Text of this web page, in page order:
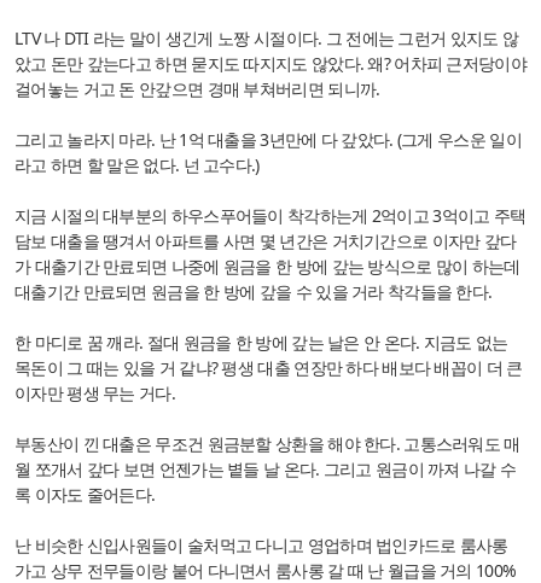
LTV 나 DTI 라는 말이 생긴게 노짱 시절이다. 그 전에는 그런거 있지도 않
았고 돈만 갚는다고 하면 묻지도 따지지도 않았다. 왜? 어차피 근저당이야
걸어놓는 거고 돈 안갚으면 경매 부쳐버리면 되니까.
그리고 놀라지 마라. 난 1억 대출을 3년만에 다 갚았다. (그게 우스운 일이
라고 하면 할 말은 없다. 넌 고수다.)
지금 시절의 대부분의 하우스푸어들이 착각하는게 2억이고 3억이고 주택
담보 대출을 땡겨서 아파트를 사면 몇 년간은 거치기간으로 이자만 갚다
가 대출기간 만료되면 나중에 원금을 한 방에 갚는 방식으로 많이 하는데
대출기간 만료되면 원금을 한 방에 갚을 수 있을 거라 착각들을 한다.
한 마디로 꿈 깨라. 절대 원금을 한 방에 갚는 날은 안 온다. 지금도 없는
목돈이 그 때는 있을 거 같냐? 평생 대출 연장만 하다 배보다 배꼽이 더 큰
이자만 평생 무는 거다.
부동산이 낀 대출은 무조건 원금분할 상환을 해야 한다. 고통스러워도 매
월 쪼개서 갚다 보면 언젠가는 볕들 날 온다. 그리고 원금이 까져 나갈 수
록 이자도 줄어든다.
난 비슷한 신입사원들이 술처먹고 다니고 영업하며 법인카드로 룸사롱
가고 상무 전무들이랑 붙어 다니면서 룸사롱 갈 때 난 월급을 거의 100%